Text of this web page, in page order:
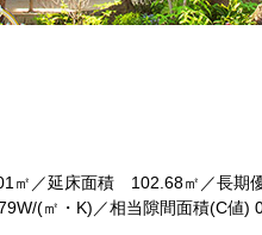
／延床面積 102.68㎡／長期
(㎡・K)／相当隙間面積(C値)